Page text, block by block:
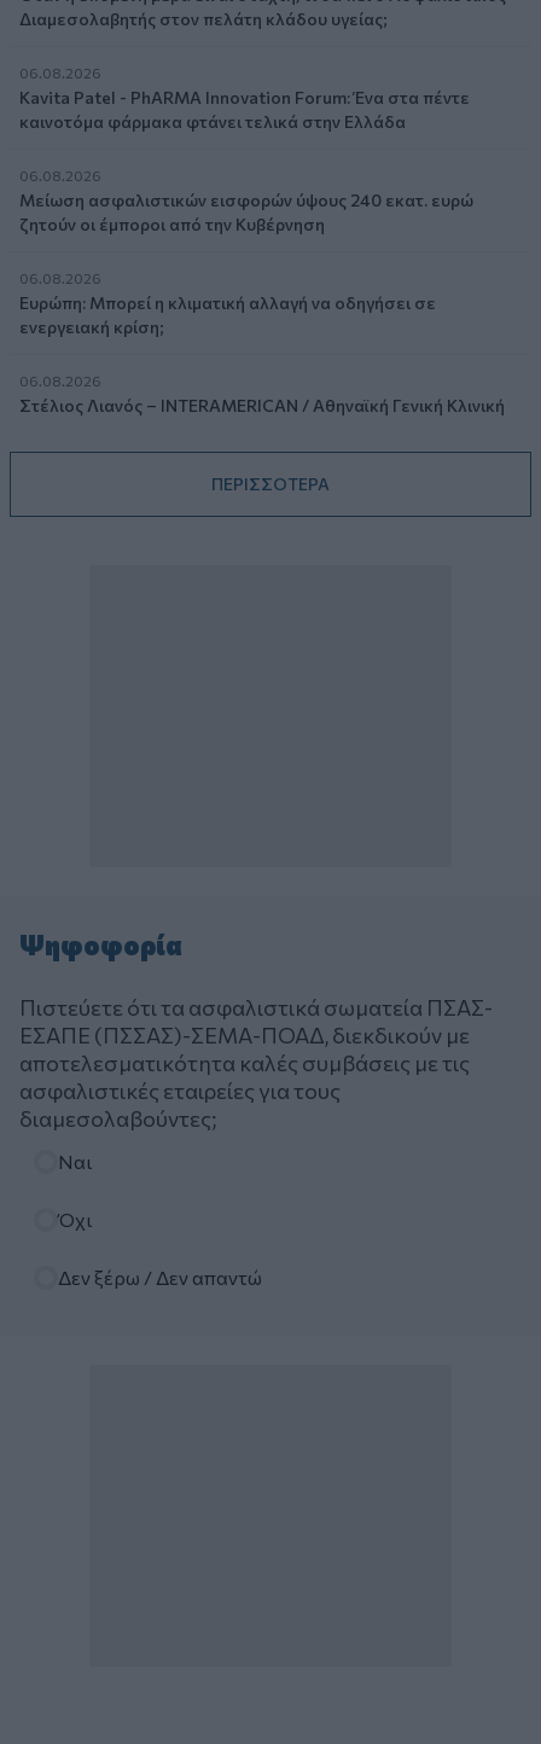
Διαμεσολαβητής στον πελάτη κλάδου υγείας;
06.08.2026
Kavita Patel - PhARMA Innovation Forum: Ένα στα πέντε
καινοτόμα φάρμακα φτάνει τελικά στην Ελλάδα
06.08.2026
Μείωση ασφαλιστικών εισφορών ύψους 240 εκατ. ευρώ
ζητούν οι έμποροι από την Κυβέρνηση
06.08.2026
Ευρώπη: Μπορεί η κλιματική αλλαγή να οδηγήσει σε
ενεργειακή κρίση;
06.08.2026
Στέλιος Λιανός – INTERAMERICAN / Αθηναϊκή Γενική Κλινική
ΠΕΡΙΣΣΟΤΕΡΑ
Ψηφοφορία
Πιστεύετε ότι τα ασφαλιστικά σωματεία ΠΣΑΣ-
ΕΣΑΠΕ (ΠΣΣΑΣ)-ΣΕΜΑ-ΠΟΑΔ, διεκδικούν με
αποτελεσματικότητα καλές συμβάσεις με τις
ασφαλιστικές εταιρείες για τους
διαμεσολαβούντες;
Ναι
Όχι
Δεν ξέρω / Δεν απαντώ